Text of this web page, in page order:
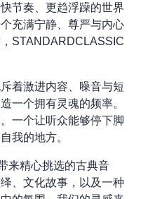
节奏、更趋浮躁的世界
充满宁静、尊严与内心
STANDARDCLASSIC
着激进内容、噪音与短
一个拥有灵魂的频率。
一个让听众能够停下脚
我的地方。
来精心挑选的古典音
、文化故事，以及一种